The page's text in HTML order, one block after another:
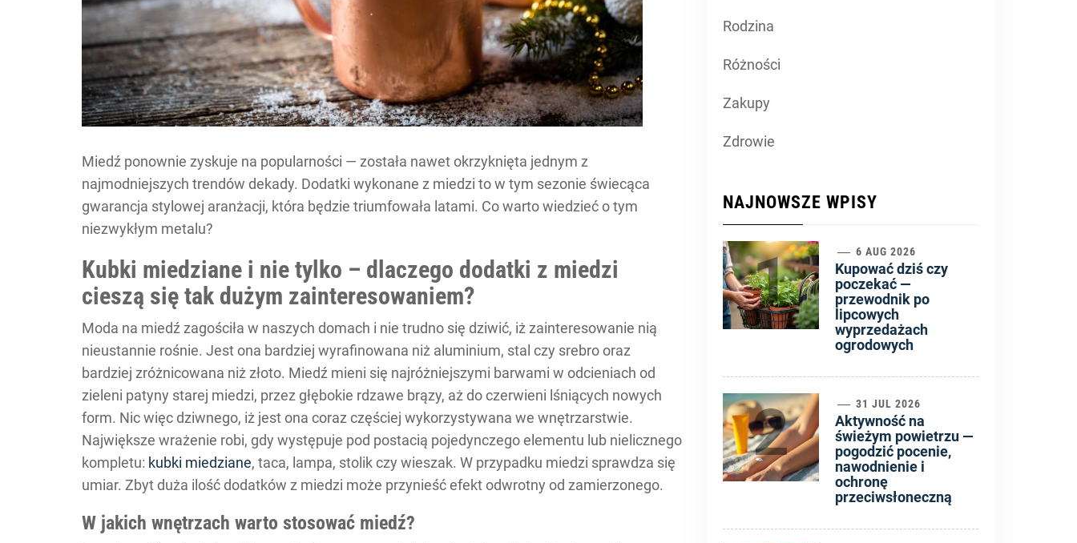
Miedź ponownie zyskuje na popularności — została nawet okrzyknięta jednym z
najmodniejszych trendów dekady. Dodatki wykonane z miedzi to w tym sezonie świecąca
gwarancja stylowej aranżacji, która będzie triumfowała latami. Co warto wiedzieć o tym
niezwykłym metalu?
Kubki miedziane i nie tylko – dlaczego dodatki z miedzi
cieszą się tak dużym zainteresowaniem?
Moda na miedź zagościła w naszych domach i nie trudno się dziwić, iż zainteresowanie nią
nieustannie rośnie. Jest ona bardziej wyrafinowana niż aluminium, stal czy srebro oraz
bardziej zróżnicowana niż złoto. Miedź mieni się najróżniejszymi barwami w odcieniach od
zieleni patyny starej miedzi, przez głębokie rdzawe brązy, aż do czerwieni lśniących nowych
form. Nic więc dziwnego, iż jest ona coraz częściej wykorzystywana we wnętrzarstwie.
Największe wrażenie robi, gdy występuje pod postacią pojedynczego elementu lub nielicznego
kompletu: kubki miedziane, taca, lampa, stolik czy wieszak. W przypadku miedzi sprawdza się
umiar. Zbyt duża ilość dodatków z miedzi może przynieść efekt odwrotny od zamierzonego.
W jakich wnętrzach warto stosować miedź?
Rodzina
Różności
Zakupy
Zdrowie
NAJNOWSZE WPISY
1 6 AUG 2026
Kupować dziś czy
poczekać —
przewodnik po
lipcowych
wyprzedażach
ogrodowych
2 31 JUL 2026
Aktywność na
świeżym powietrzu —
pogodzić pocenie,
nawodnienie i
ochronę
przeciwsłoneczną